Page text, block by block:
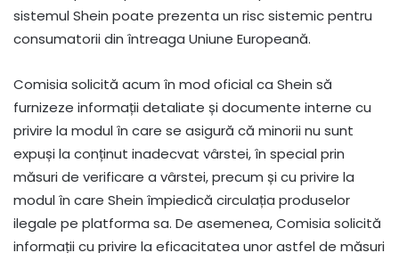
sistemul Shein poate prezenta un risc sistemic pentru
consumatorii din întreaga Uniune Europeană.
Comisia solicită acum în mod oficial ca Shein să
furnizeze informații detaliate și documente interne cu
privire la modul în care se asigură că minorii nu sunt
expuși la conținut inadecvat vârstei, în special prin
măsuri de verificare a vârstei, precum și cu privire la
modul în care Shein împiedică circulația produselor
ilegale pe platforma sa. De asemenea, Comisia solicită
informații cu privire la eficacitatea unor astfel de măsuri